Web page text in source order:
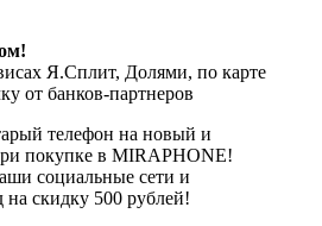
Я.Сплит, Долями, по карте
от банков-партнеров
телефон на новый и
покупке в MIRAPHONE!
социальные сети и
на скидку 500 рублей!